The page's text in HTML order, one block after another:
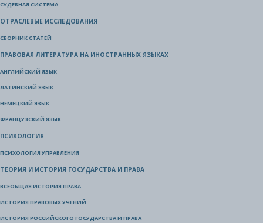
СУДЕБНАЯ СИСТЕМА
ОТРАСЛЕВЫЕ ИССЛЕДОВАНИЯ
СБОРНИК СТАТЕЙ
ПРАВОВАЯ ЛИТЕРАТУРА НА ИНОСТРАННЫХ ЯЗЫКАХ
АНГЛИЙСКИЙ ЯЗЫК
ЛАТИНСКИЙ ЯЗЫК
НЕМЕЦКИЙ ЯЗЫК
ФРАНЦУЗСКИЙ ЯЗЫК
ПСИХОЛОГИЯ
ПСИХОЛОГИЯ УПРАВЛЕНИЯ
ТЕОРИЯ И ИСТОРИЯ ГОСУДАРСТВА И ПРАВА
ВСЕОБЩАЯ ИСТОРИЯ ПРАВА
ИСТОРИЯ ПРАВОВЫХ УЧЕНИЙ
ИСТОРИЯ РОССИЙСКОГО ГОСУДАРСТВА И ПРАВА